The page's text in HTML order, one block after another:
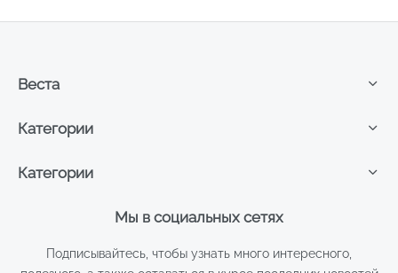
Мы в социальных сетях
Подписывайтесь, чтобы узнать много интересного,
Категории
Категории
Веста